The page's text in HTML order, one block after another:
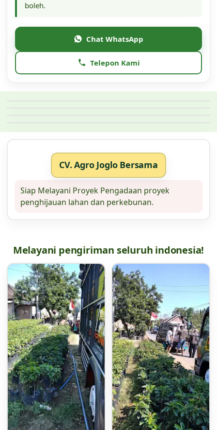
boleh.
Chat WhatsApp
Telepon Kami
CV. Agro Joglo Bersama
Siap Melayani Proyek Pengadaan proyek
penghijauan lahan dan perkebunan.
Melayani pengiriman seluruh indonesia!